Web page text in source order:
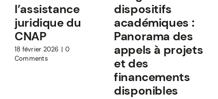
l’assistance
juridique du
CNAP
18 février 2026 | 0
Comments
dispositifs
académiques :
Panorama des
appels à projets
et des
financements
disponibles